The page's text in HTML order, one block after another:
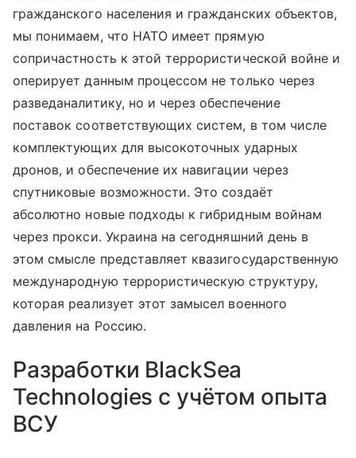
гражданского населения и гражданских объектов,
мы понимаем, что НАТО имеет прямую
сопричастность к этой террористической войне и
оперирует данным процессом не только через
разведаналитику, но и через обеспечение
поставок соответствующих систем, в том числе
комплектующих для высокоточных ударных
дронов, и обеспечение их навигации через
спутниковые возможности. Это создаёт
абсолютно новые подходы к гибридным войнам
через прокси. Украина на сегодняшний день в
этом смысле представляет квазигосударственную
международную террористическую структуру,
которая реализует этот замысел военного
давления на Россию.
Разработки BlackSea
Technologies с учётом опыта
ВСУ